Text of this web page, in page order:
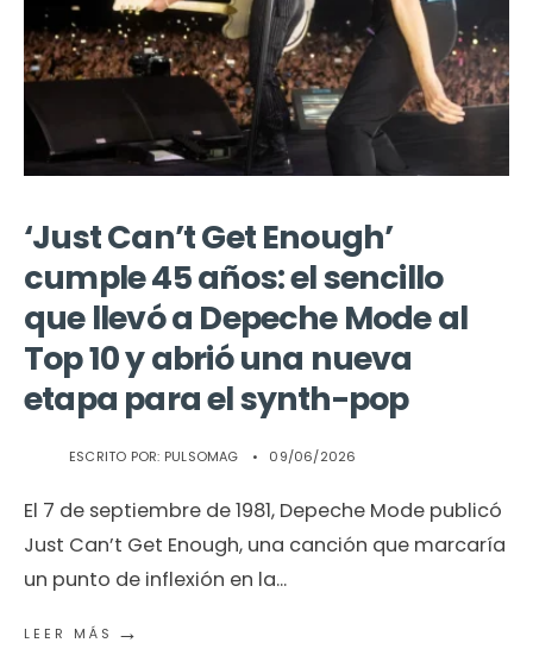
‘Just Can’t Get Enough’
cumple 45 años: el sencillo
que llevó a Depeche Mode al
Top 10 y abrió una nueva
etapa para el synth-pop
ESCRITO POR: PULSOMAG • 09/06/2026
El 7 de septiembre de 1981, Depeche Mode publicó
Just Can’t Get Enough, una canción que marcaría
un punto de inflexión en la...
LEER MÁS →